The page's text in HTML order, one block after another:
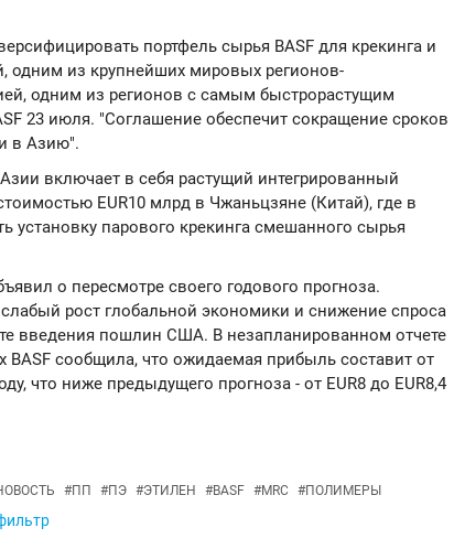
портфель сырья BASF для крекинга и
одним из крупнейших мировых регионов-
одним из регионов с самым быстрорастущим
23 июля. "Соглашение обеспечит сокращение сроков
в Азию".
включает в себя растущий интегрированный
EUR10 млрд в Чжаньцзяне (Китай), где в
установку парового крекинга смешанного сырья
о пересмотре своего годового прогноза.
рост глобальной экономики и снижение спроса
введения пошлин США. В незапланированном отчете
BASF сообщила, что ожидаемая прибыль составит от
что ниже предыдущего прогноза - от EUR8 до EUR8,4
#ПП #ПЭ #ЭТИЛЕН #BASF #MRC #ПОЛИМЕРЫ